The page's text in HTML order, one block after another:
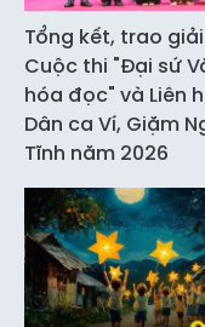
Tổng kết, trao giải
Cuộc thi "Đại sứ
hóa đọc" và Liên
Dân ca Ví, Giặm
Tĩnh năm 2026